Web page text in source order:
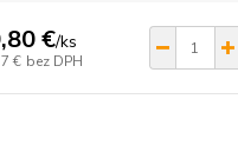
€/ks
€ bez DPH